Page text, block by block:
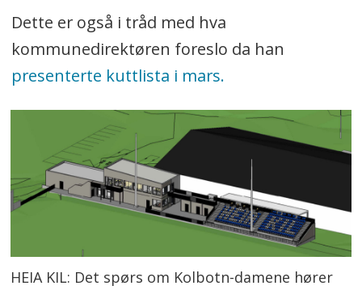
Dette er også i tråd med hva
kommunedirektøren foreslo da han
presenterte kuttlista i mars.
HEIA KIL: Det spørs om Kolbotn-damene hører